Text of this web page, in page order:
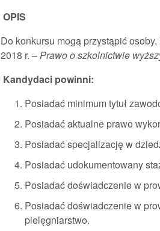
OPIS
Do konkursu mogą przystąpić
2018 r. –Prawo o szkolnictwie
Kandydaci powinni:
Posiadać minimum tytuł
Posiadać aktualne prawo
Posiadać specjalizację w
Posiadać udokumentowany
Posiadać doświadczenie w
Posiadać doświadczenie w
pielęgniarstwo.